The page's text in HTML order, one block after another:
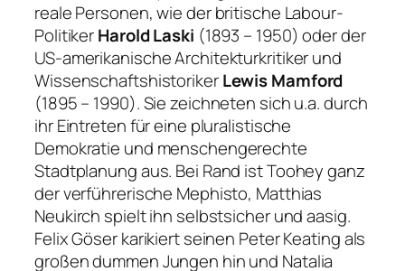
reale Personen, wie der britische Labour-
PolitikerHarold Laski (1893 – 1950) oder der
US-amerikanische Architekturkritiker und
WissenschaftshistorikerLewis Mamford
(1895 – 1990). Sie zeichneten sich u.a. durch
ihr Eintreten für eine pluralistische
Demokratie und menschengerechte
Stadtplanung aus. Bei Rand ist Toohey ganz
der verführerische Mephisto, Matthias
Neukirch spielt ihn selbstsicher und aasig.
Felix Göser karikiert seinen Peter Keating als
großen dummen Jungen hin und Natalia